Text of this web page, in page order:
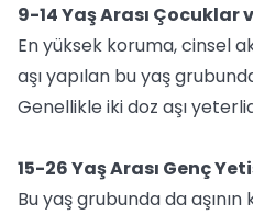
9-14 Yaş Arası Çocuklar
En yüksek koruma, cinsel
aşı yapılan bu yaş
Genellikle iki doz aşı
15-26 Yaş Arası Genç
Bu yaş grubunda da